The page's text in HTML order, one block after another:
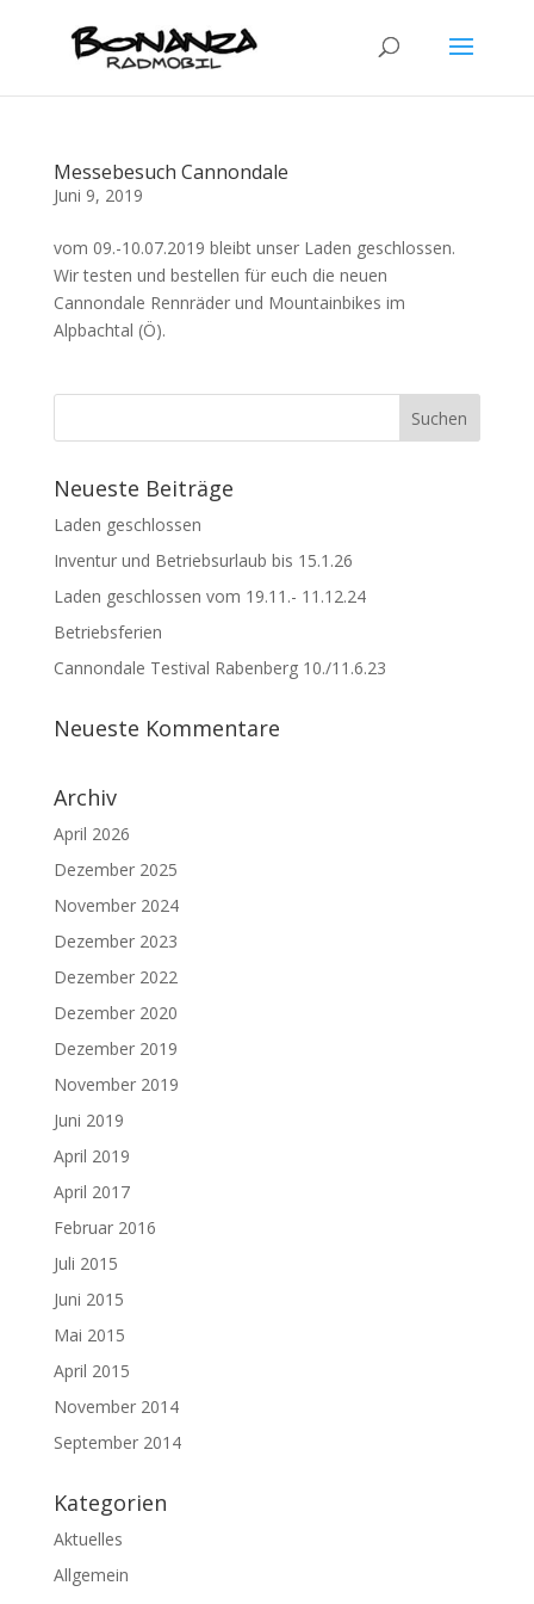
Messebesuch Cannondale
Juni 9, 2019
vom 09.-10.07.2019 bleibt unser Laden geschlossen.
Wir testen und bestellen für euch die neuen
Cannondale Rennräder und Mountainbikes im
Alpbachtal (Ö).
Neueste Beiträge
Laden geschlossen
Inventur und Betriebsurlaub bis 15.1.26
Laden geschlossen vom 19.11.- 11.12.24
Betriebsferien
Cannondale Testival Rabenberg 10./11.6.23
Neueste Kommentare
Archiv
April 2026
Dezember 2025
November 2024
Dezember 2023
Dezember 2022
Dezember 2020
Dezember 2019
November 2019
Juni 2019
April 2019
April 2017
Februar 2016
Juli 2015
Juni 2015
Mai 2015
April 2015
November 2014
September 2014
Kategorien
Aktuelles
Allgemein